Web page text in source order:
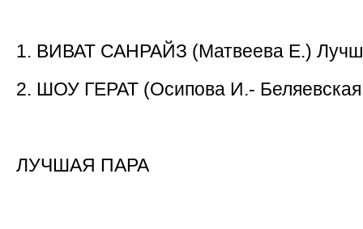
1. ВИВАТ САНРАЙЗ (Матвеева Е.)
2. ШОУ ГЕРАТ (Осипова И.-
ЛУЧШАЯ ПАРА